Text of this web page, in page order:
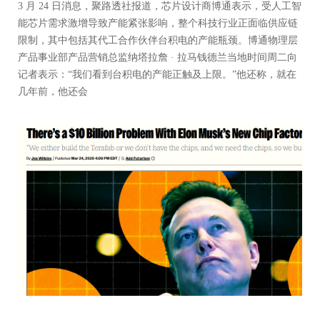
3 月 24 日消息，聚路透社报道，芯片设计商博通表示，受人工智
能芯片需求激增导致产能紧张影响，整个科技行业正面临供应链
限制，其中包括其代工合作伙伴台积电的产能瓶颈。博通物理层
产品事业部产品营销总监纳塔拉詹 · 拉马钱德兰当地时间周二向
记者表示：“我们看到台积电的产能正触及上限。”他还称，就在
几年前，他还会